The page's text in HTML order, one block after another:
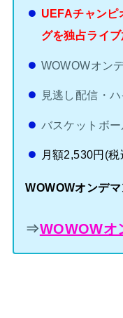
UEFAチャンピ
グを独占ライ
WOWOWオン
見逃し配信・
バスケットボ
月額2,530円(税
WOWOWオンデ
⇒WOWOWオ